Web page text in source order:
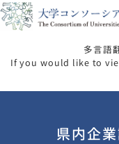
多言語
If you would like to
県内企